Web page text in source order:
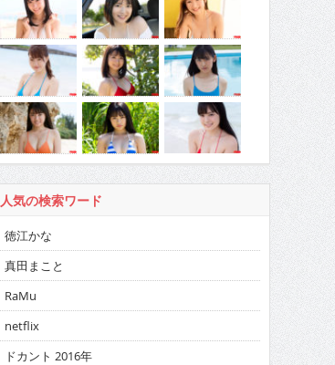
人気の検索ワード
徳江かな
真田まこと
RaMu
netflix
ドカント 2016年